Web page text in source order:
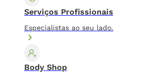
Serviços Profissionais
Especialistas ao seu lado.
Body Shop